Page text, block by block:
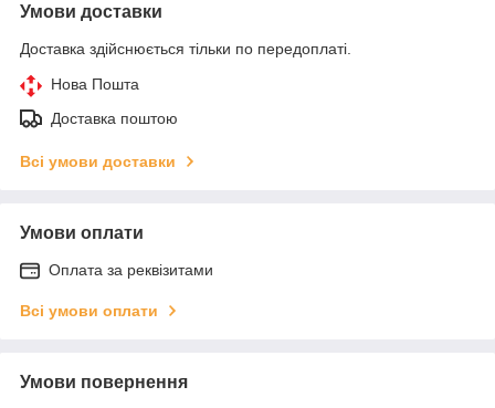
Умови доставки
Доставка здійснюється тільки по передоплаті.
Нова Пошта
Доставка поштою
Всі умови доставки
Умови оплати
Оплата за реквізитами
Всі умови оплати
Умови повернення